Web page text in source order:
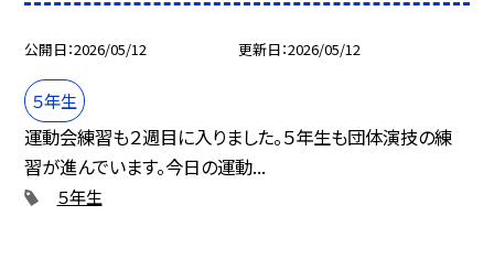
公開日 2026/05/12 更新日 2026/05/12
５年生
運動会練習も２週目に入りました。５年生も団体演技の練
習が進んでいます。今日の運動...
５年生